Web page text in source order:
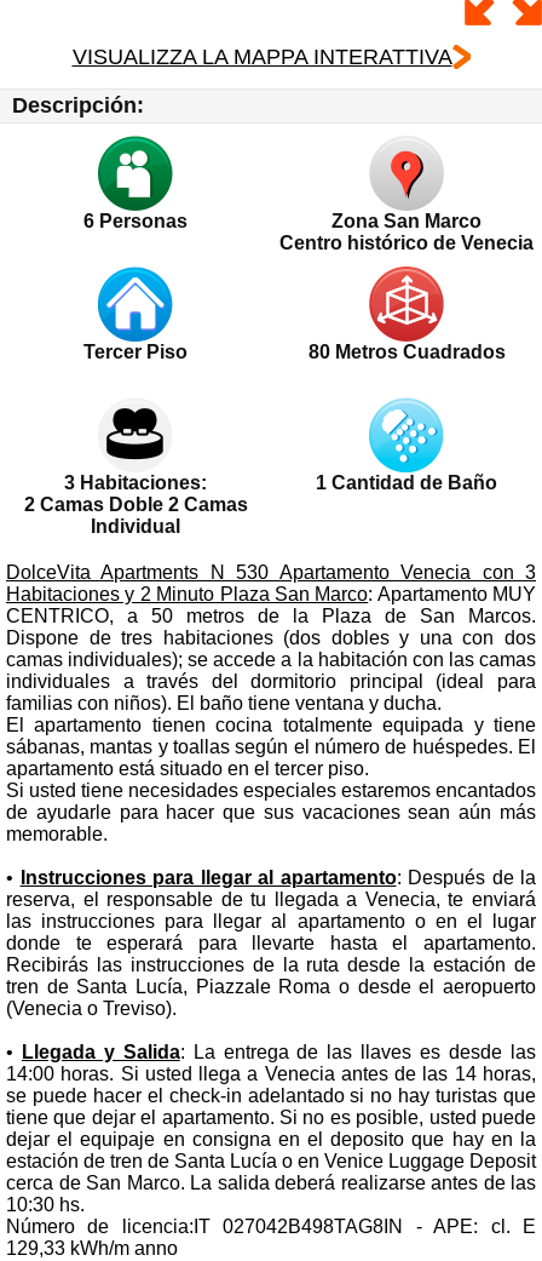
VISUALIZZA LA MAPPA INTERATTIVA
Descripción:
6 Personas
Zona San Marco
Centro histórico de Venecia
Tercer Piso 80 Metros Cuadrados
3 Habitaciones:
2 Camas Doble 2 Camas
Individual
1 Cantidad de Baño
DolceVita Apartments N 530 Apartamento Venecia con 3
Habitaciones y 2 Minuto Plaza San Marco: Apartamento MUY
CENTRICO, a 50 metros de la Plaza de San Marcos.
Dispone de tres habitaciones (dos dobles y una con dos
camas individuales); se accede a la habitación con las camas
individuales a través del dormitorio principal (ideal para
familias con niños). El baño tiene ventana y ducha.
El apartamento tienen cocina totalmente equipada y tiene
sábanas, mantas y toallas según el número de huéspedes. El
apartamento está situado en el tercer piso.
Si usted tiene necesidades especiales estaremos encantados
de ayudarle para hacer que sus vacaciones sean aún más
memorable.
• Instrucciones para llegar al apartamento: Después de la
reserva, el responsable de tu llegada a Venecia, te enviará
las instrucciones para llegar al apartamento o en el lugar
donde te esperará para llevarte hasta el apartamento.
Recibirás las instrucciones de la ruta desde la estación de
tren de Santa Lucía, Piazzale Roma o desde el aeropuerto
(Venecia o Treviso).
• Llegada y Salida: La entrega de las llaves es desde las
14:00 horas. Si usted llega a Venecia antes de las 14 horas,
se puede hacer el check-in adelantado si no hay turistas que
tiene que dejar el apartamento. Si no es posible, usted puede
dejar el equipaje en consigna en el deposito que hay en la
estación de tren de Santa Lucía o en Venice Luggage Deposit
cerca de San Marco. La salida deberá realizarse antes de las
10:30 hs.
Número de licencia:IT 027042B498TAG8IN - APE: cl. E
129,33 kWh/m anno